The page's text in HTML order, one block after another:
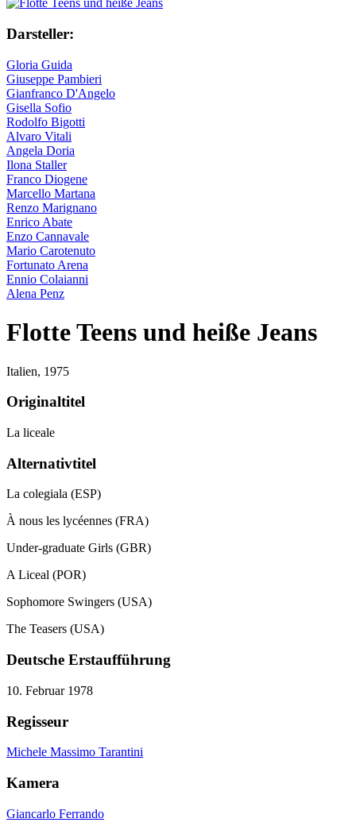
Darsteller:
Gloria Guida
Giuseppe Pambieri
Gianfranco D'Angelo
Gisella Sofio
Rodolfo Bigotti
Alvaro Vitali
Angela Doria
Ilona Staller
Franco Diogene
Marcello Martana
Renzo Marignano
Enrico Abate
Enzo Cannavale
Mario Carotenuto
Fortunato Arena
Ennio Colaianni
Alena Penz
Flotte Teens und heiße Jeans
Italien, 1975
Originaltitel
La liceale
Alternativtitel
La colegiala (ESP)
À nous les lycéennes (FRA)
Under-graduate Girls (GBR)
A Liceal (POR)
Sophomore Swingers (USA)
The Teasers (USA)
Deutsche Erstaufführung
10. Februar 1978
Regisseur
Michele Massimo Tarantini
Kamera
Giancarlo Ferrando